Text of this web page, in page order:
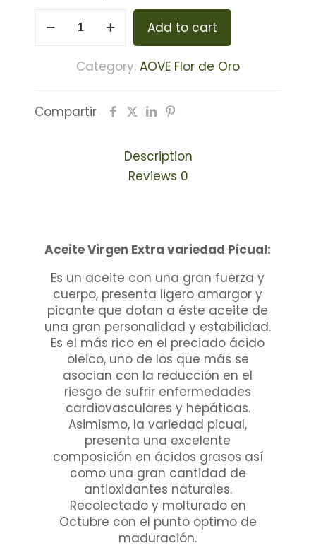
verde
Add to cart
Category: AOVE Flor de Oro
Compartir
Description
Reviews 0
Aceite Virgen Extra variedad Picual:
Es un aceite con una gran fuerza y
cuerpo, presenta ligero amargor y
picante que dotan a éste aceite de
una gran personalidad y estabilidad.
Es el más rico en el preciado ácido
oleico, uno de los que más se
asocian con la reducción en el
riesgo de sufrir enfermedades
cardiovasculares y hepáticas.
Asimismo, la variedad picual,
presenta una excelente
composición en ácidos grasos así
como una gran cantidad de
antioxidantes naturales.
Recolectado y molturado en
Octubre con el punto optimo de
maduración.